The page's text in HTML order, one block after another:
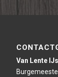
Van Lente